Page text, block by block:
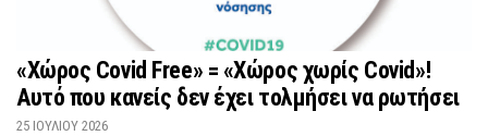
«Χώρος Covid Free» = «Χώρος χωρίς Covid»!
Αυτό που κανείς δεν έχει τολμήσει να ρωτήσει
25 ΙΟΥΛΊΟΥ 2026